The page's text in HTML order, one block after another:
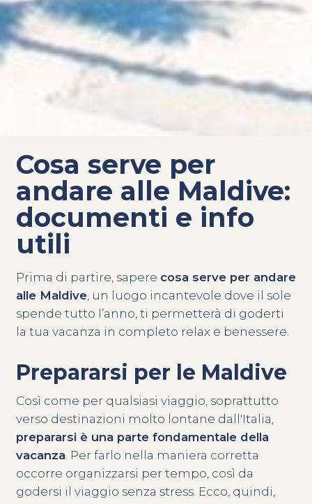
Cosa serve per
andare alle Maldive:
documenti e info
utili
Prima di partire, sapere cosa serve per andare
alle Maldive, un luogo incantevole dove il sole
spende tutto l’anno, ti permetterà di goderti
la tua vacanza in completo relax e benessere.
Prepararsi per le Maldive
Così come per qualsiasi viaggio, soprattutto
verso destinazioni molto lontane dall'Italia,
prepararsi è una parte fondamentale della
vacanza. Per farlo nella maniera corretta
occorre organizzarsi per tempo, così da
godersi il viaggio senza stress. Ecco, quindi,